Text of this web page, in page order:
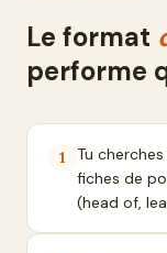
Le format
performe
1
Tu
fiches de
(head of,